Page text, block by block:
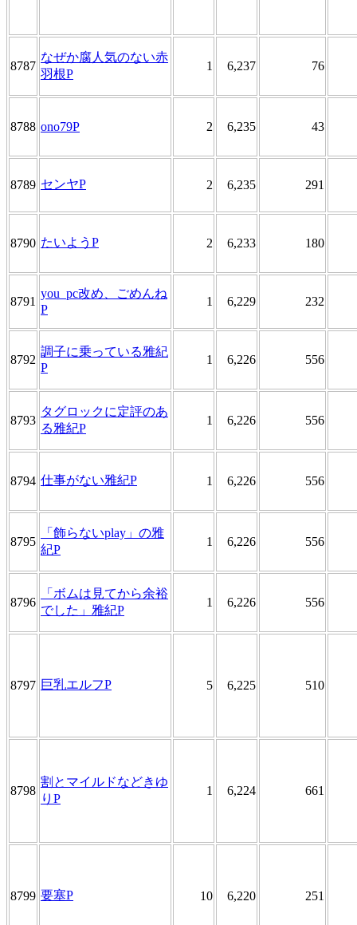
8787
なぜか腐人気のない赤
羽根P
1 6,237 76
8788 ono79P 2 6,235 43
8789 センヤP 2 6,235 291
8790 たいようP 2 6,233 180
8791
you_pc改め、ごめんね
P
1 6,229 232
8792
調子に乗っている雅紀
P
1 6,226 556
8793
タグロックに定評のあ
る雅紀P
1 6,226 556
8794 仕事がない雅紀P 1 6,226 556
8795
「飾らないplay」の雅
紀P
1 6,226 556
8796
「ボムは見てから余裕
でした」雅紀P
1 6,226 556
8797 巨乳エルフP 5 6,225 510
8798
割とマイルドなどきゆ
りP
1 6,224 661
8799 要塞P 10 6,220 251